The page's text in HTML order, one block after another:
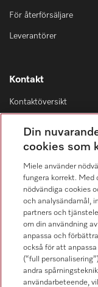
För återförsäljare
Leverantörer
Kontakt
Kontaktöversikt
08-562 29 800
Hitta återförsäljare
Din
cookies som
Miele använder
fungera korrekt. Med
nödvändiga cookies
och analysändamål,
partners och
om din användning
anpassa och
också för att
(“full
andra
användarbeteende,